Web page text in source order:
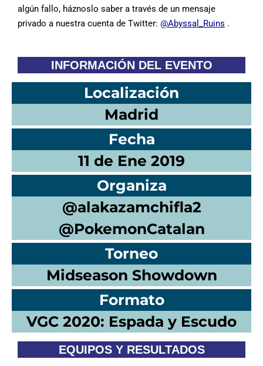
algún fallo, háznoslo saber a través de un mensaje
privado a nuestra cuenta de Twitter: @Abyssal_Ruins .
INFORMACIÓN DEL EVENTO
Localización
Madrid
Fecha
11 de Ene 2019
Organiza
@alakazamchifla2
@PokemonCatalan
Torneo
Midseason Showdown
Formato
VGC 2020: Espada y Escudo
EQUIPOS Y RESULTADOS